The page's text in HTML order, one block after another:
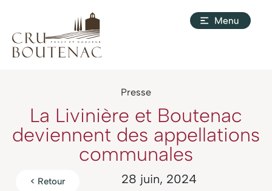
Presse
La Livinière et Boutenac
deviennent des appellations
communales
< Retour 28 juin, 2024